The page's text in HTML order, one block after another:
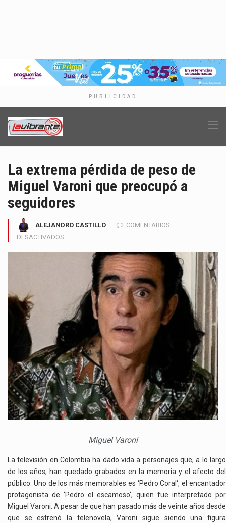
PUBLICIDAD
La extrema pérdida de peso de
Miguel Varoni que preocupó a
seguidores
ALEJANDRO CASTILLO
COMENTARIOS
DESACTIVADOS
EXTREMA
MIGUEL
VARONI
PREOCUPÓ
A
SEGUIDORES
Miguel Varoni
La televisión en Colombia ha dado vida a personajes que, a lo largo
de los años, han quedado grabados en la memoria y el afecto del
público. Uno de los más memorables es ‘Pedro Coral‘, el encantador
protagonista de ‘Pedro el escamoso‘, quien fue interpretado por
Miguel Varoni. A pesar de que han pasado más de veinte años desde
que se estrenó la telenovela, Varoni sigue siendo una figura